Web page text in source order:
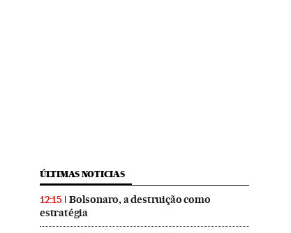
ÚLTIMAS NOTICIAS
12:15
Bolsonaro, a destruição como
estratégia